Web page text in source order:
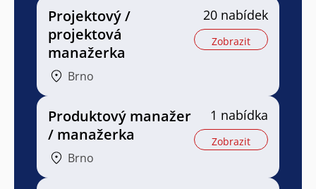
Projektový /
projektová
manažerka
Brno
20 nabídek
Zobrazit
Produktový manažer
/ manažerka
Brno
1 nabídka
Zobrazit